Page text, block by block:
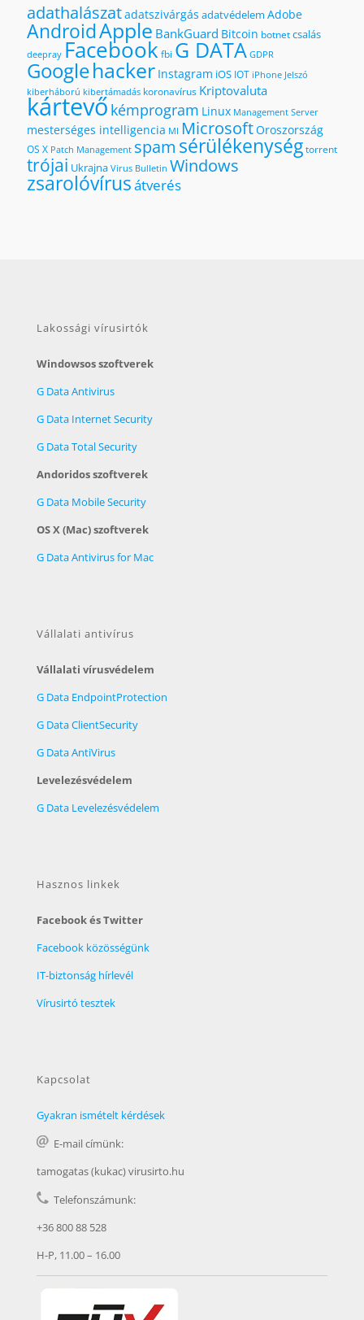
adathalászatadatszivárgás adatvédelem Adobe
AndroidApple BankGuard Bitcoin botnetcsalás
deepray Facebookfbi G DATA GDPR
Googlehacker Instagram iOS IOT iPhone Jelszó
kiberháború kibertámadás koronavírus Kriptovaluta
kártevőkémprogram Linux Management Server
mesterséges intelligencia MI MicrosoftOroszország
OS X Patch Management spam sérülékenységtorrent
trójai Ukrajna Virus Bulletin Windows
zsarolóvírusátverés
Lakossági vírusirtók
Windowsos szoftverek
G Data Antivirus
G Data Internet Security
G Data Total Security
Andoridos szoftverek
G Data Mobile Security
OS X (Mac) szoftverek
G Data Antivirus for Mac
Vállalati antivírus
Vállalati vírusvédelem
G Data EndpointProtection
G Data ClientSecurity
G Data AntiVirus
Levelezésvédelem
G Data Levelezésvédelem
Hasznos linkek
Facebook és Twitter
Facebook közösségünk
IT-biztonság hírlevél
Vírusirtó tesztek
Kapcsolat
Gyakran ismételt kérdések
E-mail címünk:
tamogatas (kukac) virusirto.hu
Telefonszámunk:
+36 800 88 528
H-P, 11.00 – 16.00